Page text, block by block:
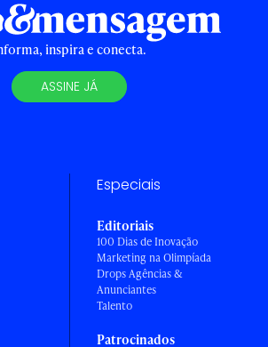
inspira e conecta.
ASSINE JÁ
Especiais
Editoriais
100 Dias de Inovação
Marketing na Olimpíada
Drops Agências &
Anunciantes
Talento
Patrocinados